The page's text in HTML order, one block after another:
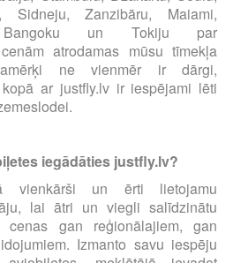
Sidneju, Zanzibāru, Maiami,
Bangoku un Tokiju par
atrodamas mūsu tīmekļa
ne vienmēr ir dārgi,
ar justfly.lv ir iespējami lēti
iegādāties justfly.lv?
vienkārši un ērti lietojamu
lai ātri un viegli salīdzinātu
cenas gan reģionālajiem, gan
Izmanto savu iespēju